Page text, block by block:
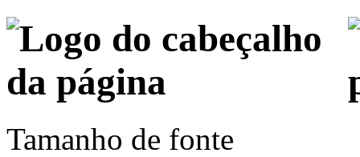
Tamanho de fonte